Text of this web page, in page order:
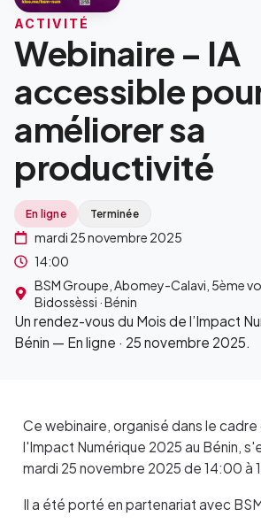
ACTIVITÉ
Webinaire – IA
accessible
améliorer sa
productivité
En ligne Terminée
mardi 25 novembre 2025
14:00
BSM Groupe, Abomey-Calavi, 5ème
Bidossèssi · Bénin
Un rendez-vous du Mois de l’Impact
Bénin — En ligne · 25 novembre 2025.
Ce webinaire, organisé dans le cadre
l'Impact Numérique 2025 au Bénin,
mardi 25 novembre 2025 de 14:00 à
Il a été porté en partenariat avec